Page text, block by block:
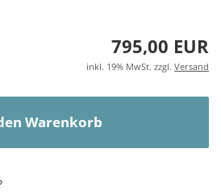
795,00 EUR
inkl. 19% MwSt. zzgl. Versand
Warenkorb